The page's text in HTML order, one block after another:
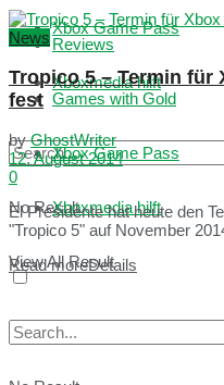
Xbox Game Pass
Xboxmedia hilft
No Result
View All Result
Reviews
Games with Gold
Xbox Game Pass
Xboxmedia hilft
News
Tropico 5 – Termin für
fest
by GhostWriter
12. August 2014
0
El Presidente hat heute den
"Tropico 5" auf November
Read moreDetails